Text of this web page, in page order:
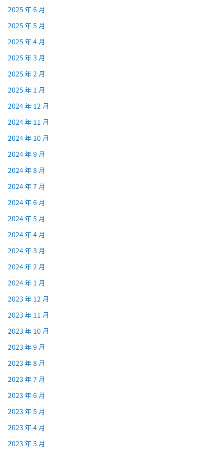
2025 年 6 月
2025 年 5 月
2025 年 4 月
2025 年 3 月
2025 年 2 月
2025 年 1 月
2024 年 12 月
2024 年 11 月
2024 年 10 月
2024 年 9 月
2024 年 8 月
2024 年 7 月
2024 年 6 月
2024 年 5 月
2024 年 4 月
2024 年 3 月
2024 年 2 月
2024 年 1 月
2023 年 12 月
2023 年 11 月
2023 年 10 月
2023 年 9 月
2023 年 8 月
2023 年 7 月
2023 年 6 月
2023 年 5 月
2023 年 4 月
2023 年 3 月